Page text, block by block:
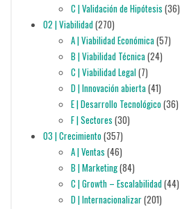
C | Validación de Hipótesis (36)
02 | Viabilidad(270)
A | Viabilidad Económica(57)
B | Viabilidad Técnica(24)
C | Viabilidad Legal(7)
D | Innovación abierta(41)
E | Desarrollo Tecnológico(36)
F | Sectores (30)
03 | Crecimiento(357)
A | Ventas (46)
B | Marketing(84)
C | Growth – Escalabilidad(44)
D | Internacionalizar(201)